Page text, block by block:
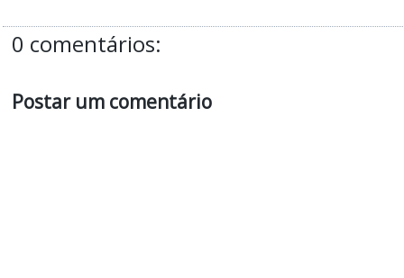
0 comentários:
Postar um comentário